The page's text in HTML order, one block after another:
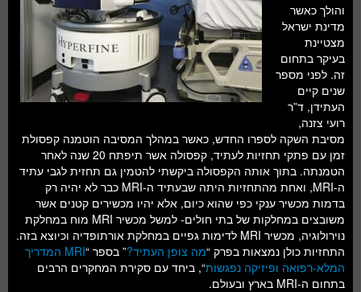
והולך כאשר
מדינת ישראל
מצטיינת
בעיקר בתחום
זה. לפני מספר
שנים קיים
העתידן, ד”ר
רועי צזנה,
מסיבת השקה לספרו החדש, כאשר במהלך המסיבה הוטמנה קפסולת
זמן עם פתקי תחזיות לעתיד, קפסולה אשר תיפתח 20 שנה לאחר
הטמנתה. בתוך אותה הקפסולה ביקשתי להטמין גם תחזית לגבי עתיד
ה-MRI, ואחת מהתחזיות היתה שבעתיד ה-MRI כבר לא יהיה רק
בדמות מכשיר ענקי כפי שהוא כיום, אלא יהיו מכשירים קטנים אשר
משובצים במחלקות של בתי חולים- למשל מכשיר MRI מוח במחלקת
נוירולוגיה, מכשיר MRI לדימות גפיים במחלקת אורתופדיה וכיוצא בזה.
התחזיות כולן נמצאות בפרק “מה צופן העתיד?” בספר “
MRI המדריך
המלא-רפואה ופיזיקה נפגשות“, ביחד עם סקירת המחקרים הרבים
בתחום ה-MRI בארץ ובעולם.